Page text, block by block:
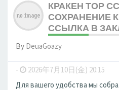
КРАКЕН ТОР
СОХРАНЕНИЕ
ССЫЛКА В
By DeuaGoazy
- 2026年7月10日(金) 20:15
Для вашего удобства мы